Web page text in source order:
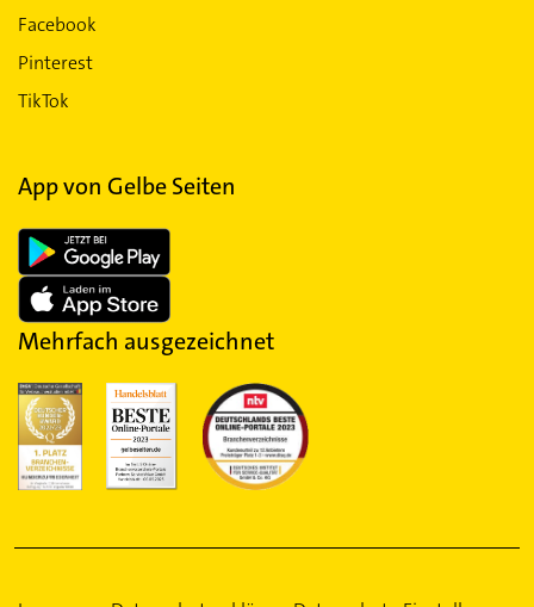
Facebook
Pinterest
TikTok
App von Gelbe Seiten
Mehrfach ausgezeichnet